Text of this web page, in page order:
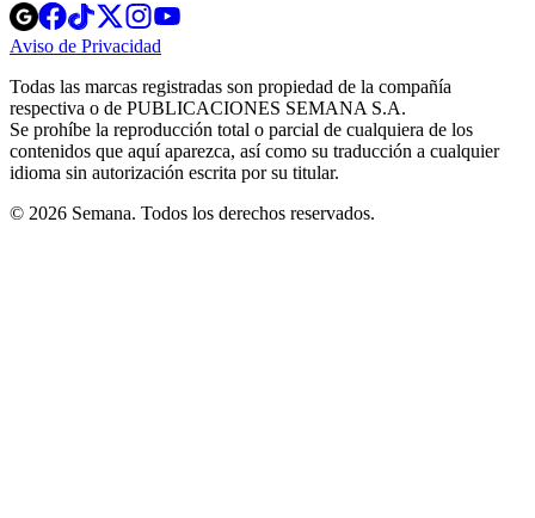
Opens
in
new
Opens
in
new
Opens
in
new
window
Opens
new
windowwindow
Aviso de Privacidad
new
window
Todas las marcas registradas son propiedad de la compañía
respectiva o de PUBLICACIONES SEMANA S.A.
Se prohíbe la reproducción total o parcial de cualquiera de los
contenidos que aquí aparezca, así como su traducción a cualquier
idioma sin autorización escrita por su titular.
© 2026 Semana. Todos los derechos reservados.